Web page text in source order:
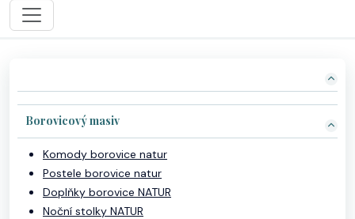
Borovicový masiv
Komody borovice natur
Postele borovice natur
Doplňky borovice NATUR
Noční stolky NATUR